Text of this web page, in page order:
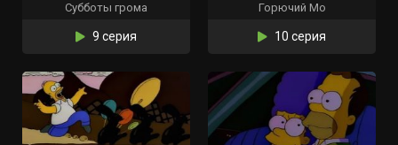
Субботы грома
9 серия
Горючий Мо
10 серия